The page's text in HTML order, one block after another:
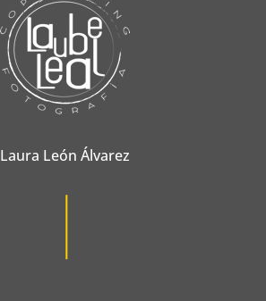
Laura León Álvarez